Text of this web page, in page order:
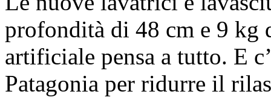
profondità di 48 cm e 9 kg
artificiale pensa a tutto. E
Patagonia per ridurre il